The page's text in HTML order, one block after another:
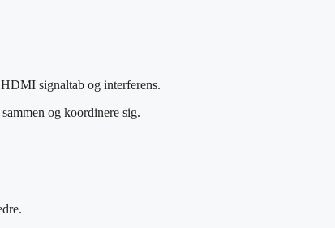
signaltab og interferens.
og koordinere sig.